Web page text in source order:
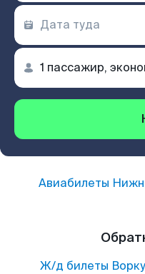
Авиабилеты
Ж/д билеты